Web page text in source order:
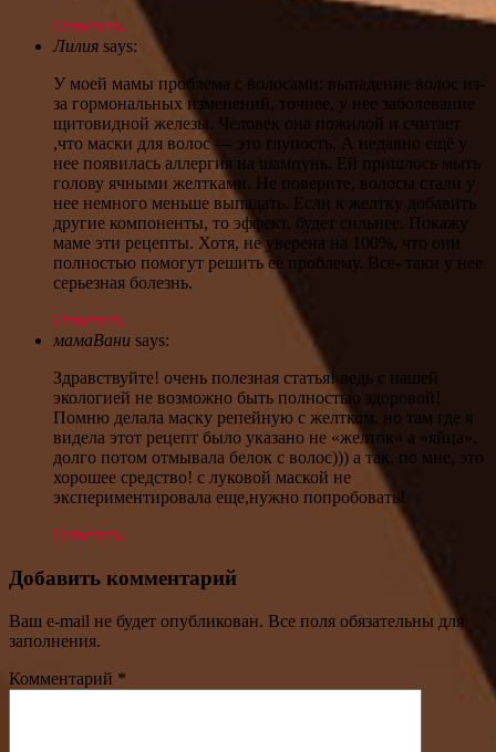
Ответить
Лилия says:
У моей мамы проблема с волосами: выпадение волос из-
за гормональных изменений, точнее, у нее заболевание
щитовидной железы. Человек она пожилой и считает
,что маски для волос — это глупость. А недавно ещё у
нее появилась аллергия на шампунь. Ей пришлось мыть
голову ячными желтками. Не поверите, волосы стали у
нее немного меньше выпадать. Если к желтку добавить
другие компоненты, то эффект, будет сильнее. Покажу
маме эти рецепты. Хотя, не уверена на 100%, что они
полностью помогут решить её проблему. Все- таки у нее
серьезная болезнь.
Ответить
мамаВани says:
Здравствуйте! очень полезная статья! ведь с нашей
экологией не возможно быть полностью здоровой!
Помню делала маску репейную с желтком. но там где я
видела этот рецепт было указано не «желток» а «яйца».
долго потом отмывала белок с волос))) а так, по мне, это
хорошее средство! с луковой маской не
экспериментировала еще,нужно попробовать!
Ответить
Добавить комментарий
Ваш e-mail не будет опубликован. Все поля обязательны для
заполнения.
Комментарий *